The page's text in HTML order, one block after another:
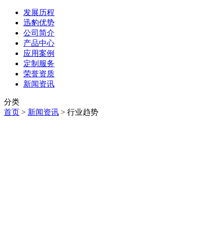
发展历程
迅豹优势
公司简介
产品中心
应用案例
定制服务
荣誉资质
新闻资讯
分类
首页 > 新闻资讯 > 行业趋势